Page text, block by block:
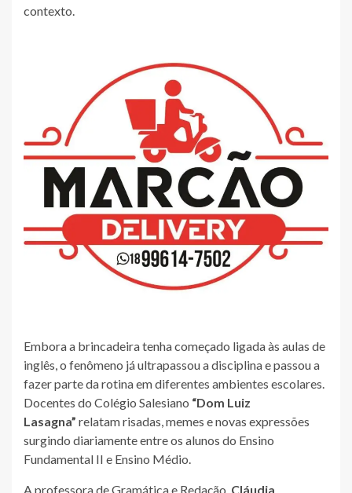
contexto.
Embora a brincadeira tenha começado ligada às aulas de
inglês, o fenômeno já ultrapassou a disciplina e passou a
fazer parte da rotina em diferentes ambientes escolares.
Docentes do Colégio Salesiano “Dom Luiz
Lasagna” relatam risadas, memes e novas expressões
surgindo diariamente entre os alunos do Ensino
Fundamental II e Ensino Médio.
A professora de Gramática e Redação, Cláudia